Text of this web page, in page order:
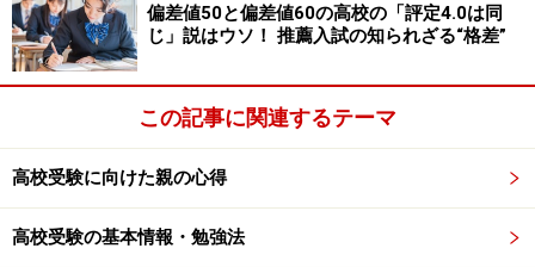
■1月17日（日）
鶯谷、大垣日本大学（推薦単願）、岐阜女子、岐阜第
一、岐阜東、済美、富田
■1月19日（火）
聖マリア女学院（専願）
■1月23日（土）
偏差値50と偏差値60の高校の「評定4.0は同
じ」説はウソ！ 推薦入試の知られざる“格差”
この記事に関連するテーマ
高校受験に向けた親の心得
高校受験の基本情報・勉強法